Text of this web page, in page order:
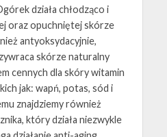
działa chłodząco i
oraz opuchniętej skórze
antyoksydacyjnie,
skórze naturalny
cennych dla skóry witamin
jak: wapń, potas, sód i
znajdziemy również
który działa niezwykle